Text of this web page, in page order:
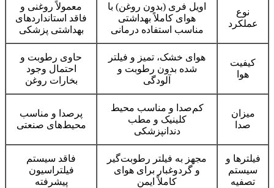
نوع
عملکرد
اویل‌ فری (بدون روغن) با
هوای کاملاً بهداشتی
مناسب استفاده درمانی
معمولاً روغنی و
فاقد استانداردهای
بهداشتی پزشکی
کیفیت
هوا
هوای خشک، تمیز و فیلتر
شده بدون رطوبت و
آلودگی
حاوی رطوبت و
احتمال وجود
بخارات روغن
میزان
صدا
کم‌صدا و مناسب محیط
کلینیک و مطب
دندانپزشکی
پرصدا و مناسب
محیط‌های صنعتی
فیلترها و
سیستم
تصفیه
مجهز به فیلتر رطوبت‌گیر
و گردوغبار برای هوای
کاملاً ایمن
فاقد سیستم
فیلتراسیون
پیشرفته